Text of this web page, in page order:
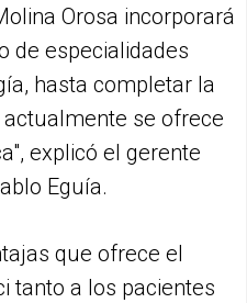
Orosa incorporará
de especialidades
hasta completar la
se ofrece
explicó el gerente
Eguía.
que ofrece el
tanto a los pacientes